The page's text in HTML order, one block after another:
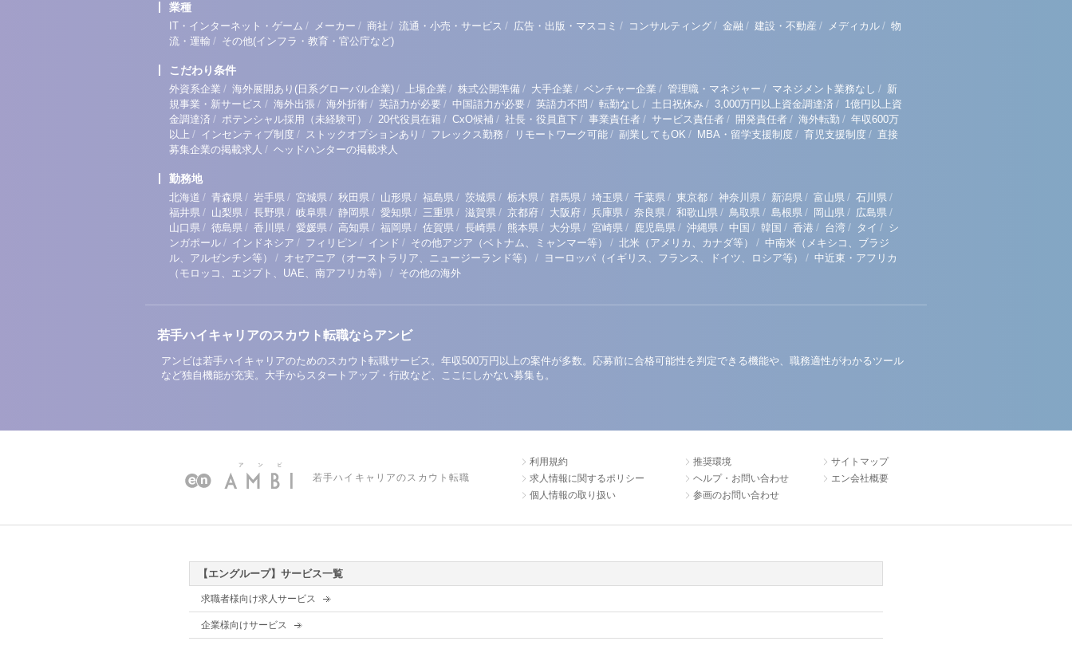
業種
IT・インターネット・ゲーム / メーカー / 商社 / 流通・小売・サービス / 広告・出版・マスコミ / コンサルティング / 金融 / 建設・不動産 / メディカル / 物
流・運輸 / その他(インフラ・教育・官公庁など)
こだわり条件
外資系企業 / 海外展開あり(日系グローバル企業) / 上場企業 / 株式公開準備 / 大手企業 / ベンチャー企業 / 管理職・マネジャー / マネジメント業務なし / 新
規事業・新サービス / 海外出張 / 海外折衝 / 英語力が必要 / 中国語力が必要 / 英語力不問 / 転勤なし / 土日祝休み / 3,000万円以上資金調達済 / 1億円以上資
金調達済 / ポテンシャル採用（未経験可） / 20代役員在籍 / CxO候補 / 社長・役員直下 / 事業責任者 / サービス責任者 / 開発責任者 / 海外転勤 / 年収600万
以上 / インセンティブ制度 / ストックオプションあり / フレックス勤務 / リモートワーク可能 / 副業してもOK / MBA・留学支援制度 / 育児支援制度 / 直接
募集企業の掲載求人 / ヘッドハンターの掲載求人
勤務地
北海道 / 青森県 / 岩手県 / 宮城県 / 秋田県 / 山形県 / 福島県 / 茨城県 / 栃木県 / 群馬県 / 埼玉県 / 千葉県 / 東京都 / 神奈川県 / 新潟県 / 富山県 / 石川県 /
福井県 / 山梨県 / 長野県 / 岐阜県 / 静岡県 / 愛知県 / 三重県 / 滋賀県 / 京都府 / 大阪府 / 兵庫県 / 奈良県 / 和歌山県 / 鳥取県 / 島根県 / 岡山県 / 広島県 /
山口県 / 徳島県 / 香川県 / 愛媛県 / 高知県 / 福岡県 / 佐賀県 / 長崎県 / 熊本県 / 大分県 / 宮崎県 / 鹿児島県 / 沖縄県 / 中国 / 韓国 / 香港 / 台湾 / タイ / シ
ンガポール / インドネシア / フィリピン / インド / その他アジア（ベトナム、ミャンマー等） / 北米（アメリカ、カナダ等） / 中南米（メキシコ、ブラジ
ル、アルゼンチン等）
/ オセアニア（オーストラリア、ニュージーランド等） / ヨーロッパ（イギリス、フランス、ドイツ、ロシア等） / 中近東・アフリカ
（モロッコ、エジプト、UAE、南アフリカ等）
/ その他の海外
若手ハイキャリアのスカウト転職ならアンビ
アンビは若手ハイキャリアのためのスカウト転職サービス。年収500万円以上の案件が多数。応募前に合格可能性を判定できる機能や、職務適性がわかるツール
など独自機能が充実。大手からスタートアップ・行政など、ここにしかない募集も。
若手ハイキャリアのスカウト転職
利用規約
求人情報に関するポリシー
個人情報の取り扱い
推奨環境
ヘルプ・お問い合わせ
参画のお問い合わせ
サイトマップ
エン会社概要
【エングループ】サービス一覧
求職者様向け求人サービス
企業様向けサービス